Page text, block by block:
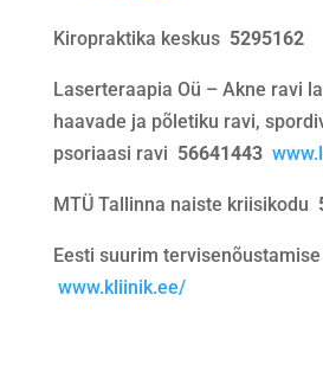
Kiropraktika keskus 5295162
Laserteraapia Oü – Akne ravi
haavade ja põletiku ravi,
psoriaasi ravi 56641443
MTÜ Tallinna naiste kriisikodu
Eesti suurim
www.kliinik.ee/